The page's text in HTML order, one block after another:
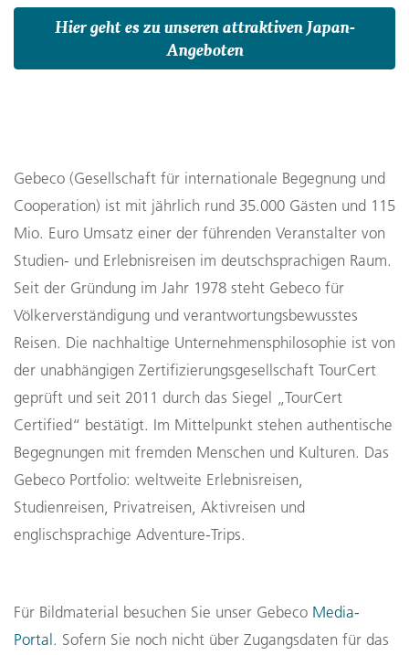
Hier geht es zu unseren attraktiven Japan-
Angeboten
Gebeco (Gesellschaft für internationale Begegnung und
Cooperation) ist mit jährlich rund 35.000 Gästen und 115
Mio. Euro Umsatz einer der führenden Veranstalter von
Studien- und Erlebnisreisen im deutschsprachigen Raum.
Seit der Gründung im Jahr 1978 steht Gebeco für
Völkerverständigung und verantwortungsbewusstes
Reisen. Die nachhaltige Unternehmensphilosophie ist von
der unabhängigen Zertifizierungsgesellschaft TourCert
geprüft und seit 2011 durch das Siegel „TourCert
Certified“ bestätigt. Im Mittelpunkt stehen authentische
Begegnungen mit fremden Menschen und Kulturen. Das
Gebeco Portfolio: weltweite Erlebnisreisen,
Studienreisen, Privatreisen, Aktivreisen und
englischsprachige Adventure-Trips.
Für Bildmaterial besuchen Sie unser Gebeco Media-
Portal . Sofern Sie noch nicht über Zugangsdaten für das